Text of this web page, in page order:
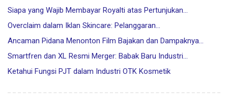
Siapa yang Wajib Membayar Royalti atas Pertunjukan…
Overclaim dalam Iklan Skincare: Pelanggaran…
Ancaman Pidana Menonton Film Bajakan dan Dampaknya…
Smartfren dan XL Resmi Merger: Babak Baru Industri…
Ketahui Fungsi PJT dalam Industri OTK Kosmetik